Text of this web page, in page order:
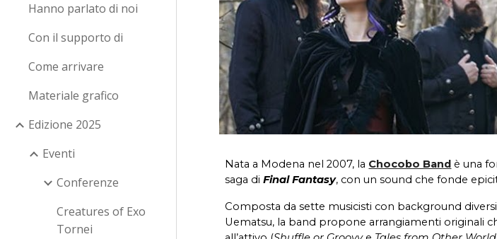
Hanno parlato di noi
Con il supporto di
Come arrivare
Materiale grafico
Edizione 2025
Eventi
Conferenze
Creatures of Exo
Tornei
Nata a Modena nel 2007, la Chocobo Band è una
saga diFinal Fantasy, con un sound che fonde
Composta da sette musicisti con background
Uematsu, la band propone arrangiamenti originali